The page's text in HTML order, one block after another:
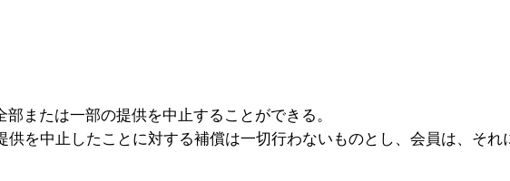
または一部の提供を中止することができる。
を中止したことに対する補償は一切行わないものとし、会員は、そ